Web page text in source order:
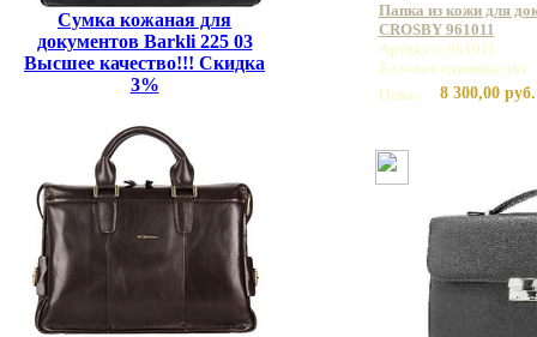
Сумка кожаная для
документов Barkli 225 03
Высшее качество!!! Скидка
3%
Папка из кожи для
CROSBY 961011
Артикул: 961011
Базовая единица: шт
Цена:
8 300,00 руб.